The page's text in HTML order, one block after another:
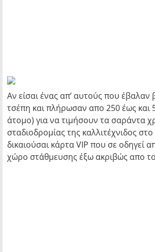
Αν είσαι ένας απ’ αυτούς που έβαλαν
τσέπη και πλήρωσαν απο 250 έως και
άτομο) για να τιμήσουν τα σαράντα
σταδιοδρομίας της καλλιτέχνιδος
δικαιούσαι κάρτα VIP που σε οδηγεί
χώρο στάθμευσης έξω ακριβώς απο